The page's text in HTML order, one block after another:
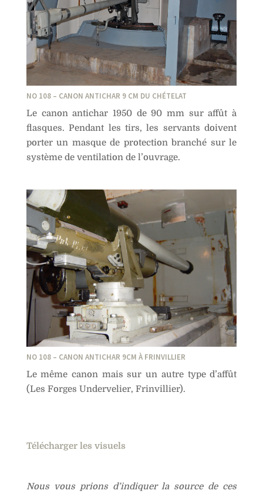
NO 108 – CANON ANTICHAR 9 CM DU CHÉTELAT
Le canon antichar 1950 de 90 mm sur affût à
flasques. Pendant les tirs, les servants doivent
porter un masque de protection branché sur le
système de ventilation de l’ouvrage.
NO 108 – CANON ANTICHAR 9CM À FRINVILLIER
Le même canon mais sur un autre type d’affût
(Les Forges Undervelier, Frinvillier).
Télécharger les visuels
Nous vous prions d’indiquer la source de ces